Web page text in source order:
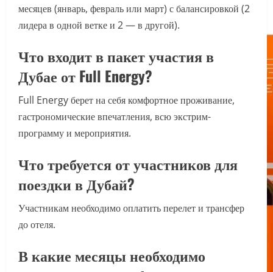
месяцев (январь, февраль или март) с балансировкой (2
лидера в одной ветке и 2 — в другой).
Что входит в пакет участия в
Дубае от Full Energy?
Full Energy берет на себя комфортное проживание,
гастрономические впечатления, всю экстрим-
программу и мероприятия.
Что требуется от участников для
поездки в Дубай?
Участникам необходимо оплатить перелет и трансфер
до отеля.
В какие месяцы необходимо